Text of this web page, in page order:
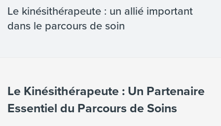
Le kinésithérapeute : un allié important
dans le parcours de soin
Le Kinésithérapeute : Un Partenaire
Essentiel du Parcours de Soins